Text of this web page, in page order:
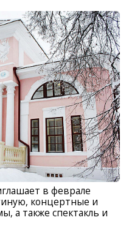
в феврале
концертные и
а также спектакль и